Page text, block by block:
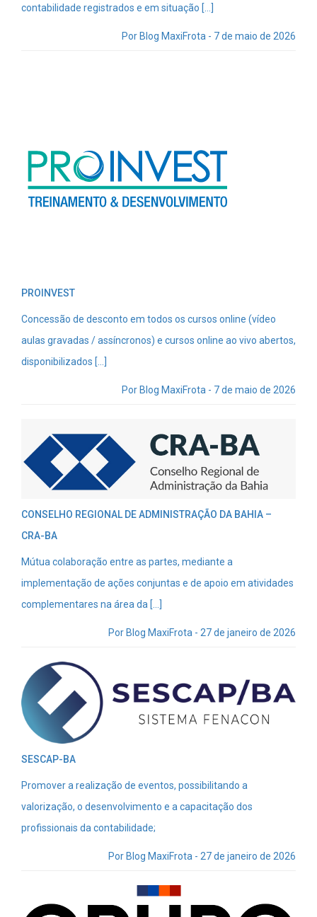
contabilidade registrados e em situação […]
Por Blog MaxiFrota - 7 de maio de 2026
PROINVEST
Concessão de desconto em todos os cursos online (vídeo
aulas gravadas / assíncronos) e cursos online ao vivo abertos,
disponibilizados […]
Por Blog MaxiFrota - 7 de maio de 2026
CONSELHO REGIONAL DE ADMINISTRAÇÃO DA BAHIA –
CRA-BA
Mútua colaboração entre as partes, mediante a
implementação de ações conjuntas e de apoio em atividades
complementares na área da […]
Por Blog MaxiFrota - 27 de janeiro de 2026
SESCAP-BA
Promover a realização de eventos, possibilitando a
valorização, o desenvolvimento e a capacitação dos
profissionais da contabilidade;
Por Blog MaxiFrota - 27 de janeiro de 2026